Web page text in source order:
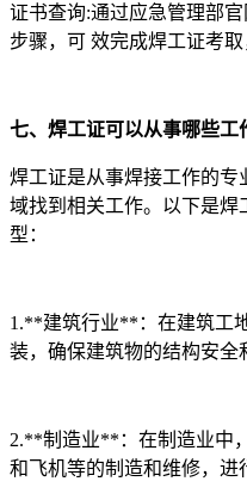
证书查询:通过应急管理部
步骤，可 效完成焊工证考取
七、焊工证可以从事哪些工
焊工证是从事焊接工作的专
域找到相关工作。以下是焊
型：
1.**建筑行业**：在建筑工
装，确保建筑物的结构安全
2.**制造业**：在制造业中
和飞机等的制造和维修，进